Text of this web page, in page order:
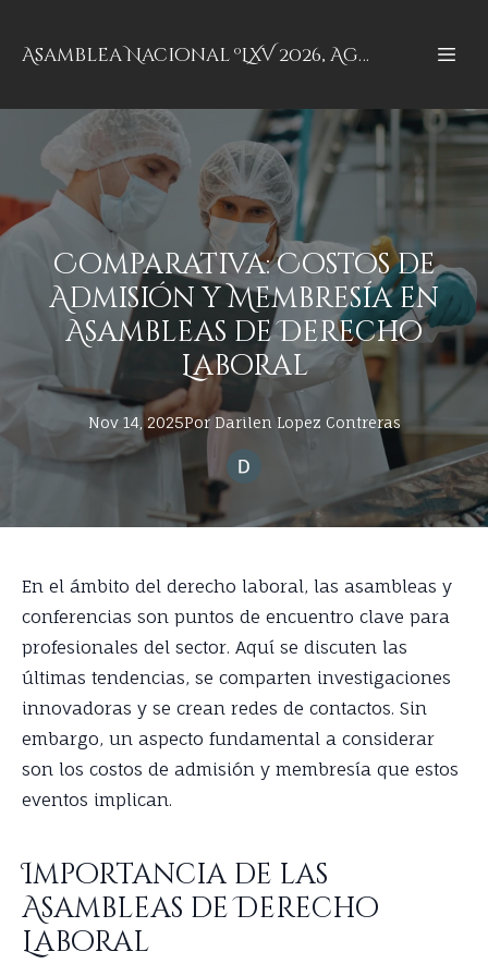
Asamblea Nacional ºLXV 2026, Aguascalientes, Aguascalientes
Comparativa: Costos de
Admisión y Membresía en
Asambleas de Derecho
Laboral
Nov 14, 2025Por Darilen Lopez Contreras
En el ámbito del derecho laboral, las asambleas y
conferencias son puntos de encuentro clave para
profesionales del sector. Aquí se discuten las
últimas tendencias, se comparten investigaciones
innovadoras y se crean redes de contactos. Sin
embargo, un aspecto fundamental a considerar
son los costos de admisión y membresía que estos
eventos implican.
Importancia de las
Asambleas de Derecho
Laboral